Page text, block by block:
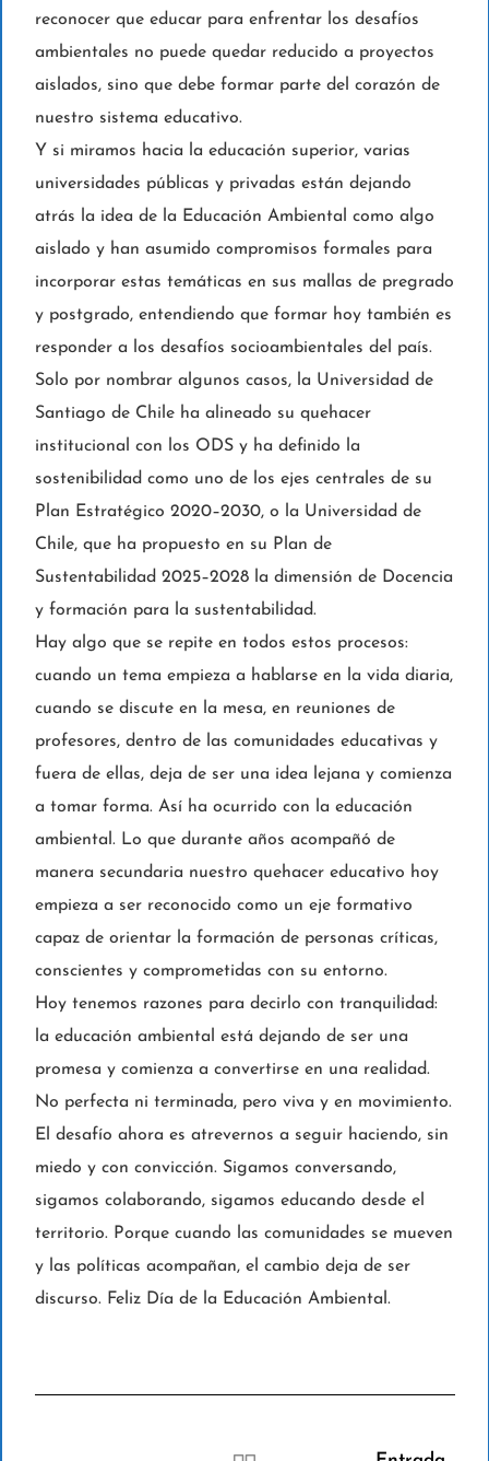
reconocer que educar para enfrentar los desafíos
ambientales no puede quedar reducido a proyectos
aislados, sino que debe formar parte del corazón de
nuestro sistema educativo.
Y si miramos hacia la educación superior, varias
universidades públicas y privadas están dejando
atrás la idea de la Educación Ambiental como algo
aislado y han asumido compromisos formales para
incorporar estas temáticas en sus mallas de pregrado
y postgrado, entendiendo que formar hoy también es
responder a los desafíos socioambientales del país.
Solo por nombrar algunos casos, la Universidad de
Santiago de Chile ha alineado su quehacer
institucional con los ODS y ha definido la
sostenibilidad como uno de los ejes centrales de su
Plan Estratégico 2020–2030, o la Universidad de
Chile, que ha propuesto en su Plan de
Sustentabilidad 2025–2028 la dimensión de Docencia
y formación para la sustentabilidad.
Hay algo que se repite en todos estos procesos:
cuando un tema empieza a hablarse en la vida diaria,
cuando se discute en la mesa, en reuniones de
profesores, dentro de las comunidades educativas y
fuera de ellas, deja de ser una idea lejana y comienza
a tomar forma. Así ha ocurrido con la educación
ambiental. Lo que durante años acompañó de
manera secundaria nuestro quehacer educativo hoy
empieza a ser reconocido como un eje formativo
capaz de orientar la formación de personas críticas,
conscientes y comprometidas con su entorno.
Hoy tenemos razones para decirlo con tranquilidad:
la educación ambiental está dejando de ser una
promesa y comienza a convertirse en una realidad.
No perfecta ni terminada, pero viva y en movimiento.
El desafío ahora es atrevernos a seguir haciendo, sin
miedo y con convicción. Sigamos conversando,
sigamos colaborando, sigamos educando desde el
territorio. Porque cuando las comunidades se mueven
y las políticas acompañan, el cambio deja de ser
discurso. Feliz Día de la Educación Ambiental.